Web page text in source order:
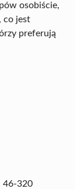
osobiście,
co jest
preferują
46-320